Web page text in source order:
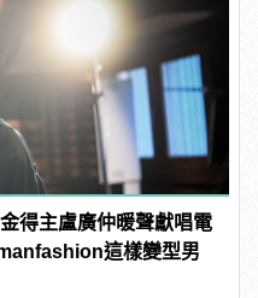
得主盧廣仲暖聲獻唱電
這樣變型男